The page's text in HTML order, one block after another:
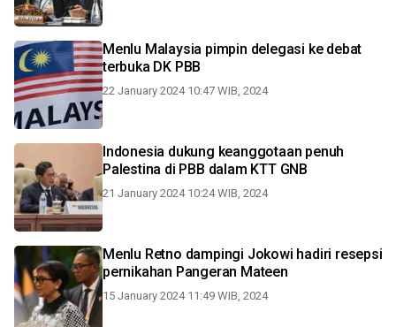
Menlu Malaysia pimpin delegasi ke debat
terbuka DK PBB
22 January 2024 10:47 WIB, 2024
Indonesia dukung keanggotaan penuh
Palestina di PBB dalam KTT GNB
21 January 2024 10:24 WIB, 2024
Menlu Retno dampingi Jokowi hadiri resepsi
pernikahan Pangeran Mateen
15 January 2024 11:49 WIB, 2024